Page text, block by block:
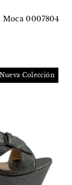
0007804
Nueva Colección